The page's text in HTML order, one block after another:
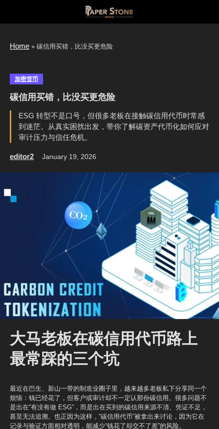
content
Home » 碳信用买错，比没买更危险
加密货币
碳信用买错，比没买更危险
ESG 转型不是口号，但很多老板在接触碳信用代币时常感
到迷茫。从真实困扰出发，带你了解碳资产代币化如何应对
审计压力与信任危机。
editor2 January 19, 2026
大马老板在碳信用代币路上
最常踩的三个坑
最近在巴生、新山一带的制造业圈子里，越来越多老板私下分享同一个
烦恼：钱已经花了，但客户或审计却不一定认那份碳信用。很多问题不
是出在“有没有做 ESG”，而是出在买到的碳信用来源不清、凭证不足，
甚至无法追溯。也正因为这样，“碳信用代币”被拿出来讨论，因为它在
记录与验证方面相对透明，能减少“钱花了却交不了差”的风险。